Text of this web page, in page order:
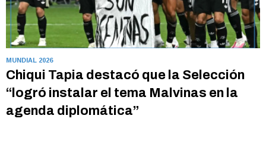
MUNDIAL 2026
Chiqui Tapia destacó que la Selección
“logró instalar el tema Malvinas en la
agenda diplomática”